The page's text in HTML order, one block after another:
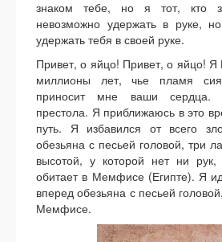
знаком тебе, но я тот, кто
невозможно удержать в руке,
удержать тебя в своей руке.
Привет, о яйцо! Привет, о яйцо! Я
миллионы лет, чье пламя
приносит мне ваши
престола. Я приближаюсь в это
путь. Я избавился от всего
обезьяна с песьей головой, три
высотой, у которой нет ни
обитает в Мемфисе (Египте). Я
вперед обезьяна с песьей
Мемфисе.